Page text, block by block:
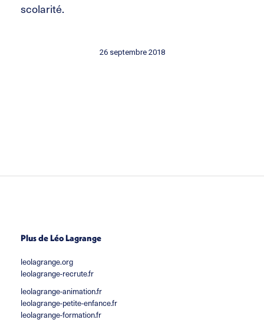
scolarité.
26 septembre 2018
Plus de Léo Lagrange
leolagrange.org
leolagrange-recrute.fr
leolagrange-animation.fr
leolagrange-petite-enfance.fr
leolagrange-formation.fr